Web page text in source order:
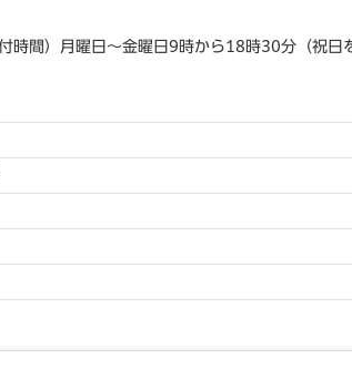
時間）月曜日～金曜日9時から18時30分（祝日